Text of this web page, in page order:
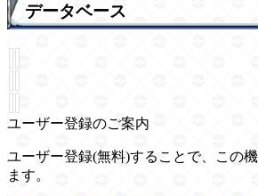
データベース
ユーザー登録のご案内
ユーザー登録(無料)することで、この
ます。